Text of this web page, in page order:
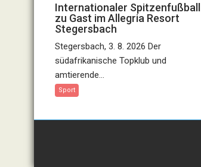
Internationaler Spitzenfußball
zu Gast im Allegria Resort
Stegersbach
Stegersbach, 3. 8. 2026 Der
südafrikanische Topklub und
amtierende...
Sport